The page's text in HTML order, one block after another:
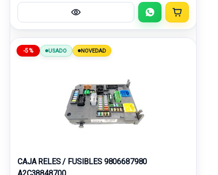
-5% USADO NOVEDAD
CAJA RELES / FUSIBLES 9806687980